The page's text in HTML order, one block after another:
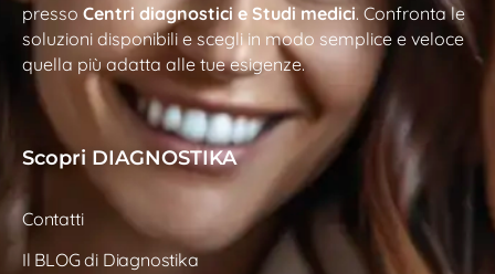
presso Centri diagnostici e Studi medici. Confronta le
soluzioni disponibili e scegli in modo semplice e veloce
quella più adatta alle tue esigenze.
Scopri DIAGNOSTIKA
Contatti
Il BLOG di Diagnostika